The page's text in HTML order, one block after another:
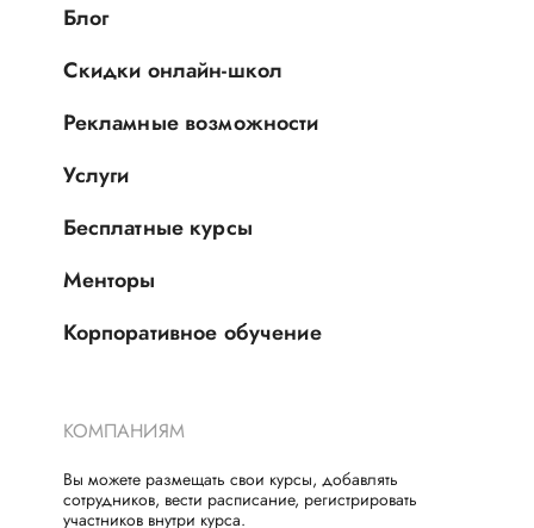
Блог
Скидки онлайн-школ
Рекламные возможности
Услуги
Бесплатные курсы
Менторы
Корпоративное обучение
КОМПАНИЯМ
Вы можете размещать свои курсы, добавлять
сотрудников, вести расписание, регистрировать
участников внутри курса.